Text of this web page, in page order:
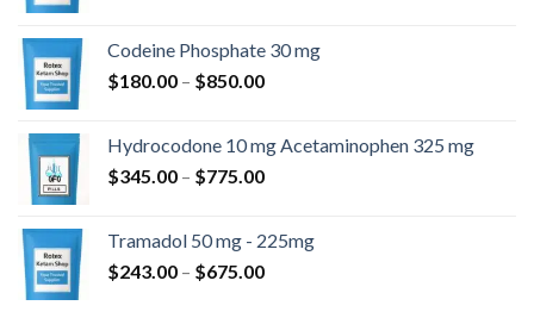
$820.00
Codeine Phosphate 30 mg
$180.00 – $850.00Hintaluokka:
$850.00
Hydrocodone 10 mg Acetaminophen 325 mg
$345.00 – $775.00Hintaluokka:
$775.00
Tramadol 50 mg - 225mg
$243.00 – $675.00Hintaluokka: